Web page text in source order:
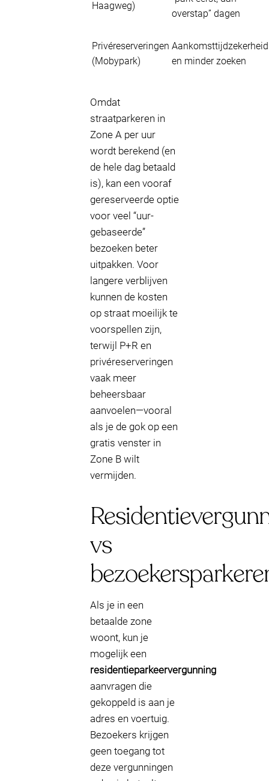
Haagweg)
overstap” dagen
Privéreserveringen
(Mobypark)
Aankomsttijdzekerheid
en minder zoeken
Omdat
straatparkeren in
Zone A per uur
wordt berekend (en
de hele dag betaald
is), kan een vooraf
gereserveerde optie
voor veel “uur-
gebaseerde”
bezoeken beter
uitpakken. Voor
langere verblijven
kunnen de kosten
op straat moeilijk te
voorspellen zijn,
terwijl P+R en
privéreserveringen
vaak meer
beheersbaar
aanvoelen—vooral
als je de gok op een
gratis venster in
Zone B wilt
vermijden.
vs
Als je in een
betaalde zone
woont, kun je
mogelijk een
residentieparkeervergunning
aanvragen die
gekoppeld is aan je
adres en voertuig.
Bezoekers krijgen
geen toegang tot
deze vergunningen